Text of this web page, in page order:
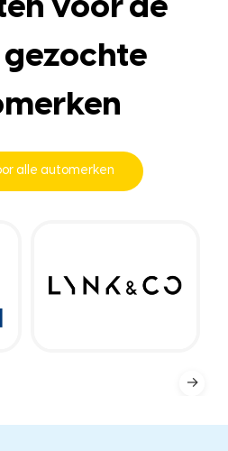
voor de
gezochte
alle automerken
→